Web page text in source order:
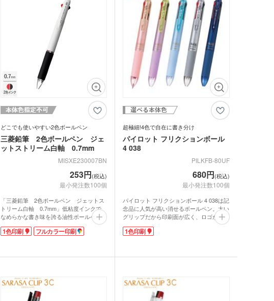
や卒業記念品としてお渡しするのにおすす
協業したデザイン。
インクはエマルジョンインクを採用。乾き
やすくかすれにくいのが特徴で、油性イン
クと水性インクを「7:3」で配合した"いい
ところどり"なインクです。1色印刷とフル
カラー印刷(白軸のみ)可能。会社名や学校
名を入れてオリジナルの3色ボールペンが
作れます。
動画提供 : zebrapres YouTubeチャンネル
どこでも使いやすい2色ボールペン
三菱鉛筆 2色ボールペン ジェ
ットストリーム白軸 0.7mm
MISXE230007BN
253円(税込)
最小発注数100個
「三菱鉛筆 2色ボールペン ジェットス
トリーム白軸 0.7mm」低粘度インクで、
なめらかな書き味を誇る油性ボールペン。
ボールペン内部にスプリングチップを内蔵
しペン先のボールを押さえることでペン先
ティなどにご活用いただけます。
1色印刷 フルカラー印刷
超極細!4色で自在に書き分け
パイロット フリクションボール
4 038
PILKFB-80UF
680円(税込)
最小発注数100個
パイロット フリクションボール 4 038は記
念品に人気が高い消せるボールペン。太い
グリップだから印刷面が広く、ロゴが映え
ます。学校名・企業名を印刷すればオリジ
ナルペンの完成!本体色はグラデーション
0.38mmボール経の極細ペンは細かく書き
度でも書き消しできます。独自に開発した
リフトクリップは、厚いものをしっかり挟
むことができ、10万回挟んでも壊れませ
1色印刷